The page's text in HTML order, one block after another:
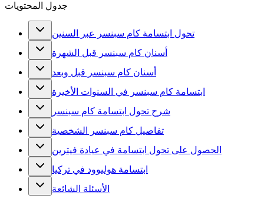
جدول المحتويات
تحول ابتسامة كام سبنسر عبر السنين
أسنان كام سبنسر قبل الشهرة
أسنان كام سبنسر قبل وبعد
ابتسامة كام سبنسر في السنوات الأخيرة
شرح تحول ابتسامة كام سبنسر
تفاصيل كام سبنسر الشخصية
الحصول على تحول ابتسامة في عيادة فيترين
ابتسامة هوليوود في تركيا
الأسئلة الشائعة